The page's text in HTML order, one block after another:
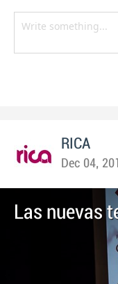
RICA
Dec 04,
Las nuevas